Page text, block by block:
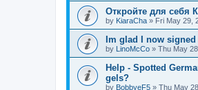
Откройте для себя
by KiaraCha » Fri May 29,
Im glad I now signed
by LinoMcCo » Thu May
Help - Spotted
gels?
by BobbyeF5 » Thu May